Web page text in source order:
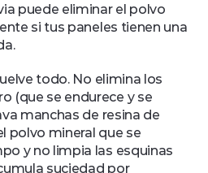
puede eliminar el polvo
si tus paneles tienen una
todo. No elimina los
(que se endurece y se
manchas de resina de
polvo mineral que se
y no limpia las esquinas
suciedad por